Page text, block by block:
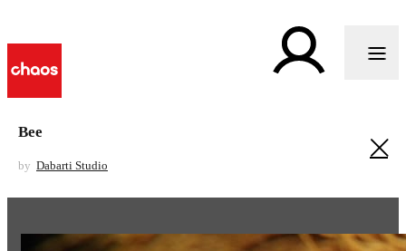
Bee
by Dabarti Studio